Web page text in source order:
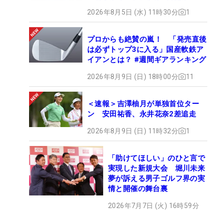
2026年8月5日 (水) 11時30分 1
プロからも絶賛の嵐！ 「発売直後
は必ずトップ3に入る」国産軟鉄ア
イアンとは？ #週間ギアランキング
2026年8月9日 (日) 18時00分 11
＜速報＞吉澤柚月が単独首位ター
ン 安田祐香、永井花奈2差追走
2026年8月9日 (日) 11時32分 1
「助けてほしい」のひと言で
実現した新規大会 堀川未来
夢が訴える男子ゴルフ界の実
情と開催の舞台裏
2026年7月7日 (火) 16時59分